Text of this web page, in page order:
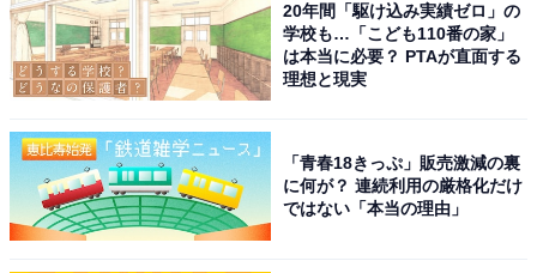
20年間「駆け込み実績ゼロ」の
学校も…「こども110番の家」
は本当に必要？ PTAが直面する
理想と現実
「青春18きっぷ」販売激減の裏
に何が？ 連続利用の厳格化だけ
ではない「本当の理由」